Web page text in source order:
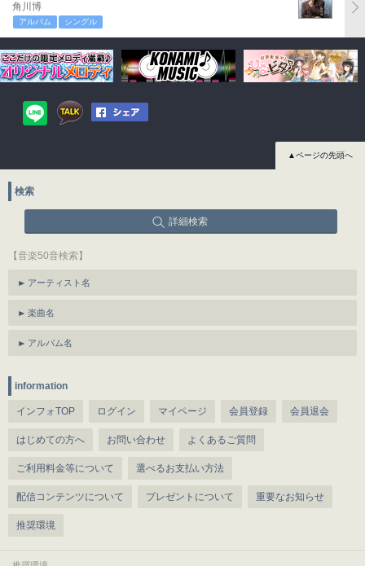
角川博
アルバム シングル
▲ページの先頭へ
検索
詳細検索
【音楽50音検索】
アーティスト名
楽曲名
アルバム名
information
インフォTOP ログイン マイページ 会員登録 会員退会
はじめての方へ お問い合わせ よくあるご質問
ご利用料金等について 選べるお支払い方法
配信コンテンツについて プレゼントについて 重要なお知らせ
推奨環境